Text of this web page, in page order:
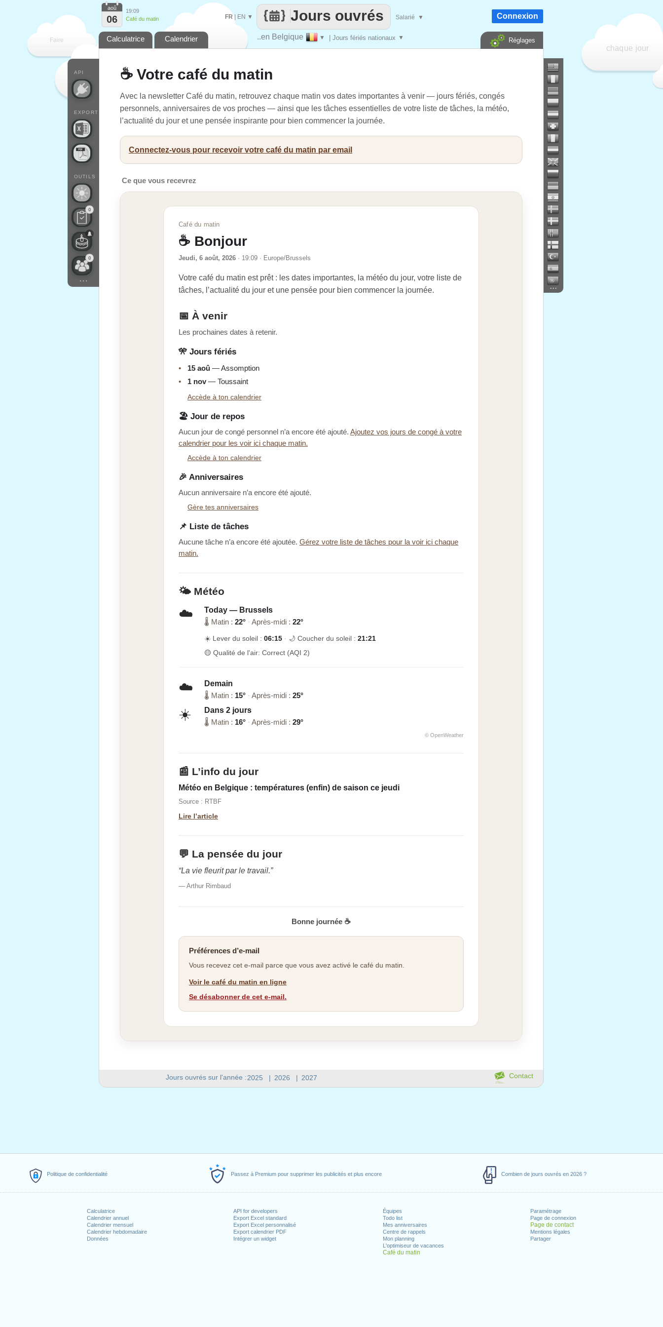
Politique de confidentialité Passez à Premium pour supprimer les publicités et plus encore Combien de jours ouvrés en 2026 ?
Calculatrice
Calendrier annuel
Calendrier mensuel
Calendrier hebdomadaire
Données
API for developers
Export Excel standard
Export Excel personnalisé
Export calendrier PDF
Intégrer un widget
Équipes
Todo list
Mes anniversaires
Centre de rappels
Mon planning
L'optimiseur de vacances
Café du matin
Paramétrage
Page de connexion
Page de contact
Mentions légales
Partager
Faire
chaque jour
..en Belgique ▼ | Jours fériés nationaux ▼
Jours ouvrés
FR| EN ▼ Salarié ▼
API
EXPORT
OUTILS
0
0
...
aoû
06
19:09
Café du matin
Connexion
Calculatrice Calendrier Réglages
Jours ouvrés sur l'année :2025 | 2026 | 2027
...
Contact
☕ Votre café du matin
Avec la newsletter Café du matin, retrouvez chaque matin vos dates importantes à venir — jours fériés, congés
personnels, anniversaires de vos proches — ainsi que les tâches essentielles de votre liste de tâches, la météo,
l’actualité du jour et une pensée inspirante pour bien commencer la journée.
Connectez-vous pour recevoir votre café du matin par email
Ce que vous recevrez
Café du matin
☕ Bonjour
Jeudi, 6 août, 2026 · 19:09 · Europe/Brussels
Votre café du matin est prêt : les dates importantes, la météo du jour, votre liste de
tâches, l’actualité du jour et une pensée pour bien commencer la journée.
📅 À venir
Les prochaines dates à retenir.
🎌 Jours fériés
• 15 aoû — Assomption
•
1 nov — Toussaint
Accède à ton calendrier
🏖️ Jour de repos
Aucun jour de congé personnel n’a encore été ajouté. Ajoutez vos jours de congé à votre
calendrier pour les voir ici chaque matin.
Accède à ton calendrier
🎉 Anniversaires
Aucun anniversaire n’a encore été ajouté.
Gère tes anniversaires
📌 Liste de tâches
Aucune tâche n’a encore été ajoutée. Gérez votre liste de tâches pour la voir ici chaque
matin.
🌤️ Météo
☁️
Today — Brussels
🌡 Matin : 22° · Après-midi : 22°
☀️ Lever du soleil : 06:15 · 🌙 Coucher du soleil : 21:21
🟡 Qualité de l'air: Correct (AQI 2)
☁️
Demain
🌡 Matin : 15° · Après-midi : 25°
☀️
Dans 2 jours
🌡 Matin : 16° · Après-midi : 29°
© OpenWeather
📰 L’info du jour
Météo en Belgique : températures (enfin) de saison ce jeudi
Source : RTBF
Lire l’article
💬 La pensée du jour
“La vie fleurit par le travail.”
— Arthur Rimbaud
Bonne journée ☕
Préférences d’e-mail
Vous recevez cet e-mail parce que vous avez activé le café du matin.
Voir le café du matin en ligne
Se désabonner de cet e-mail.